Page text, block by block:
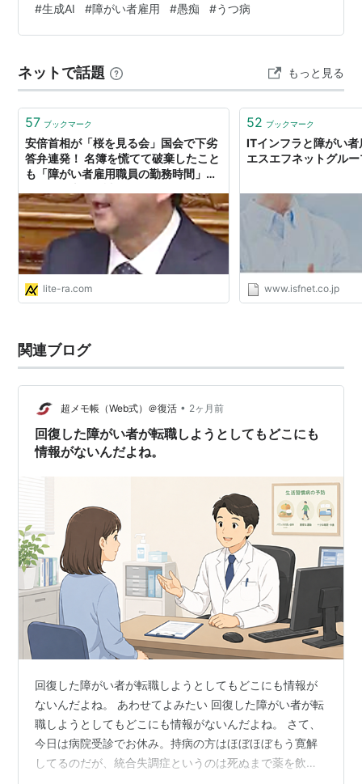
ャヲタクの私にとって、生成AIはもはやBEST FRIEND。
業務中、ずっとこいつとチャットしている。業務の相談
だからAIだ～いすき。今後も私のモラハラじみたプロン
プトに大人しく従ってね❤） ガラケーが淘汰されスマホ
が当たり前になったように…
#生成AI #障がい者雇用 #愚痴 #うつ病
ネットで話題 もっと見る
57 ブックマーク
安倍首相が「桜を見る会」国会で下劣
答弁連発！ 名簿を慌てて破棄したこと
も「障がい者雇用職員の勤務時間」の
リテラ
lite-ra.com
52 ブックマーク
ITインフラと障がい
エスエフネットグル
www.isfnet.co.jp
関連ブログ
超メモ帳（Web式）＠復活 • 2ヶ月前
回復した障がい者が転職しようとしてもどこにも
情報がないんだよね。
回復した障がい者が転職しようとしてもどこにも情報が
ないんだよね。 あわせてよみたい 回復した障がい者が転
職しようとしてもどこにも情報がないんだよね。 さて、
今日は病院受診でお休み。持病の方はほぼほぼもう寛解
してるのだが、統合失調症というのは死ぬまで薬を飲む